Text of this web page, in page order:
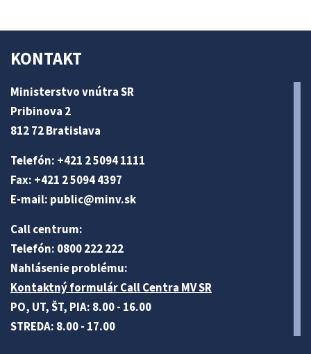
KONTAKT
Ministerstvo vnútra SR
Pribinova 2
812 72 Bratislava
Telefón: +421 2 5094 1111
Fax: +421 2 5094 4397
E-mail: public@minv.sk
Call centrum:
Telefón: 0800 222 222
Nahlásenie problému:
Kontaktný formulár Call Centra MV SR
PO, UT, ŠT, PIA: 8.00 - 16.00
STREDA: 8.00 - 17.00